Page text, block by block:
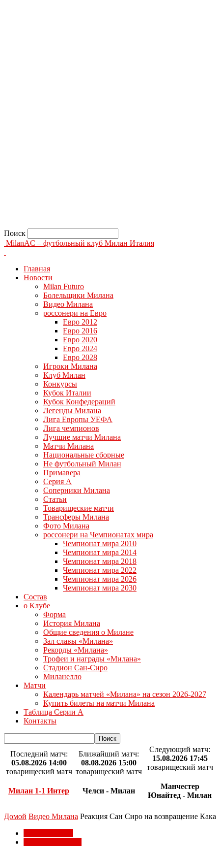
Поиск
MilanAC – футбольный клуб Милан Италия
Главная
Новости
Milan Futuro
Болельщики Милана
Видео Милана
россонери на Евро
Евро 2012
Евро 2016
Евро 2020
Евро 2024
Евро 2028
Игроки Милана
Клуб Милан
Конкурсы
Кубок Италии
Кубок Конфедераций
Легенды Милана
Лига Европы УЕФА
Лига чемпионов
Лучшие матчи Милана
Матчи Милана
Национальные сборные
Не футбольный Милан
Примавера
Серия А
Соперники Милана
Статьи
Товарищеские матчи
Трансферы Милана
Фото Милана
россонери на Чемпионатах мира
Чемпионат мира 2010
Чемпионат мира 2014
Чемпионат мира 2018
Чемпионат мира 2022
Чемпионат мира 2026
Чемпионат мира 2030
Состав
о Клубе
Форма
История Милана
Общие сведения о Милане
Зал славы «Милана»
Рекорды «Милана»
Трофеи и награды «Милана»
Стадион Сан-Сиро
Миланелло
Матчи
Календарь матчей «Милана» на сезон 2026-2027
Купить билеты на матчи Милана
Таблица Серии А
Контакты
Последний матч:
05.08.2026 14:00
товарищеский матч
Милан 1-1 Интер
Ближайший матч:
08.08.2026 15:00
товарищеский матч
Челси - Милан
Следующий матч:
15.08.2026 17:45
товарищеский матч
Манчестер
Юнайтед - Милан
Домой Видео Милана Реакция Сан Сиро на возвращение Кака